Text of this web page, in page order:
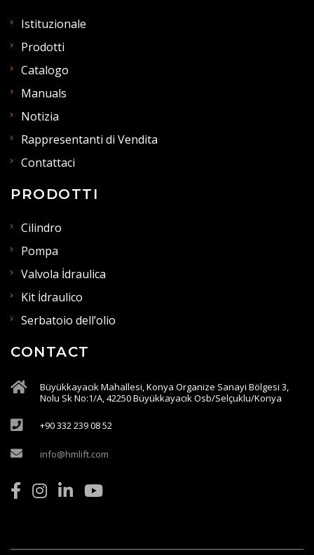
Istituzionale
Prodotti
Catalogo
Manuals
Notizia
Rappresentanti di Vendita
Contattaci
PRODOTTI
Cilindro
Pompa
Valvola İdraulica
Kit İdraulico
Serbatoio dell’olio
CONTACT
Büyükkayacık Mahallesi, Konya Organize Sanayi Bölgesi 3,
Nolu Sk No:1/A, 42250 Büyükkayacık Osb/Selçuklu/Konya
+90 332 239 08 52
info@hmlift.com